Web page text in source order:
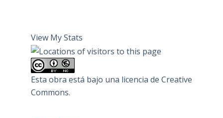
View My Stats
Esta obra está bajo una licencia de Creative
Commons.